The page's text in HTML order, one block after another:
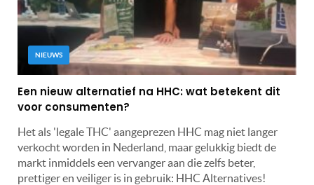
NIEUWS
Een nieuw alternatief na HHC: wat betekent dit
voor consumenten?
Het als 'legale THC' aangeprezen HHC mag niet langer
verkocht worden in Nederland, maar gelukkig biedt de
markt inmiddels een vervanger aan die zelfs beter,
prettiger en veiliger is in gebruik: HHC Alternatives!